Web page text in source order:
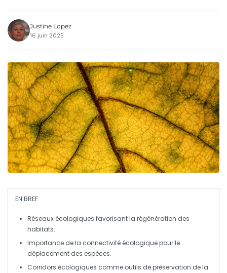
Justine Lopez
16 juin 2025
EN BREF
Réseaux écologiques favorisant la régénération des
habitats.
Importance de la connectivité écologiquepour le
déplacement des espèces.
Corridors écologiques comme outils depréservation de la